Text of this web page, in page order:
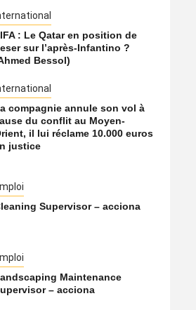
annule
il lui
: Le Qatar en position de
sur l’après-Infantino ?
Bessol)
compagnie annule son vol à
du conflit au Moyen-
il lui réclame 10.000 euros
justice
Supervisor – acciona
Maintenance
– acciona